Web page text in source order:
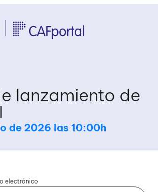
lanzamiento de
de 2026 las 10:00h
electrónico